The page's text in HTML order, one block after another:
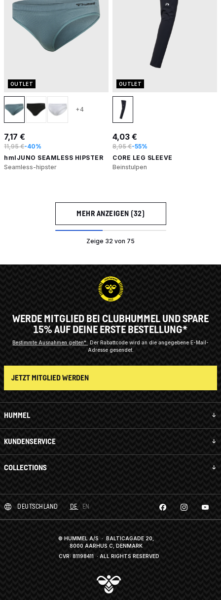
OUTLET
+4
7,17 €
11,95 €-40%
hmlJUNO SEAMLESS HIPSTER
Seamless-hipster
OUTLET
4,03 €
8,95 €-55%
CORE LEG SLEEVE
Beinstulpen
MEHR ANZEIGEN (32)
Zeige 32 von 75
HUMMEL
KUNDENSERVICE
COLLECTIONS
WERDE MITGLIED BEI CLUBHUMMEL UND SPARE
15% AUF DEINE ERSTE BESTELLUNG*
Bestimmte Ausnahmen gelten* Der Rabattcode wird an die angegebene E-Mail-
Adresse gesendet.
JETZT MITGLIED WERDEN
DEUTSCHLAND DE EN
© HUMMEL A/S · BALTICAGADE 20,
8000 AARHUS C, DENMARK
CVR: 81198411 · ALL RIGHTS RESERVED